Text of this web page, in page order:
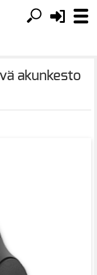
akunkesto